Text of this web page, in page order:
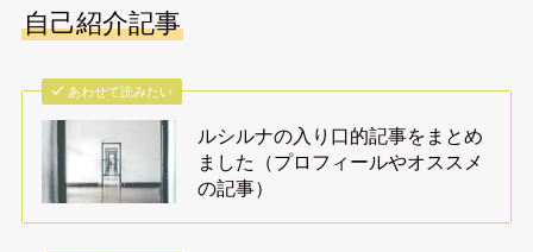
自己紹介記事
あわせて読みたい
ルシルナの入り口的記事をまとめ
ました（プロフィールやオススメ
の記事）